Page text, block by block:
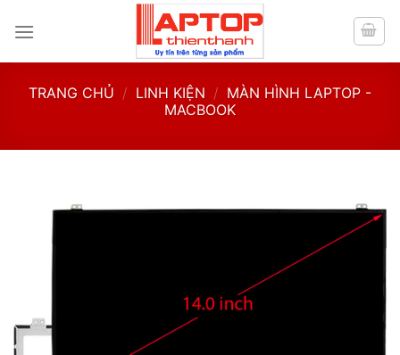
TRANG CHỦ / LINH KIỆN / MÀN HÌNH LAPTOP -
MACBOOK